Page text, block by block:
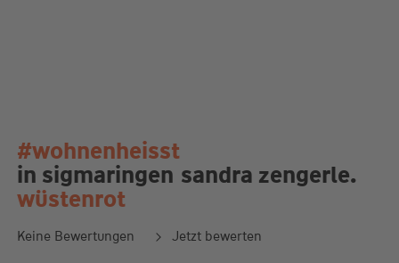
#wohnenheisst
in sigmaringen sandra zengerle.
wüstenrot
Keine Bewertungen Jetzt bewerten